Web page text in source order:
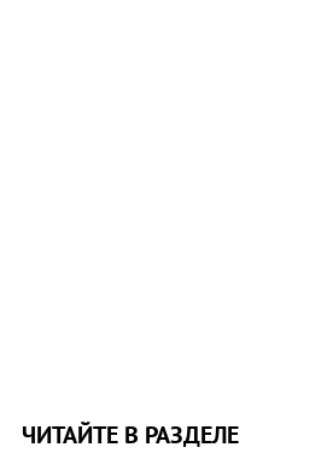
ЧИТАЙТЕ В РАЗДЕЛЕ